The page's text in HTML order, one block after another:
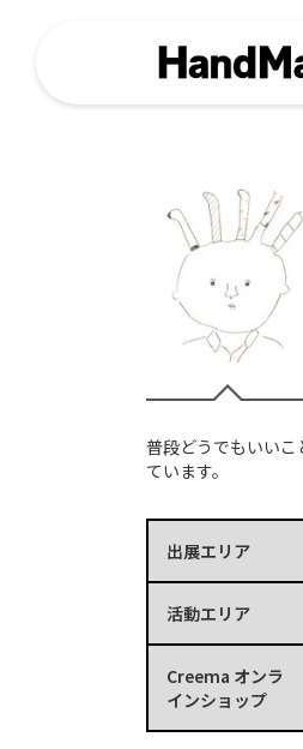
普段どうでもいい
ています。
出展エリア
活動エリア
Creema オンラ
インショップ